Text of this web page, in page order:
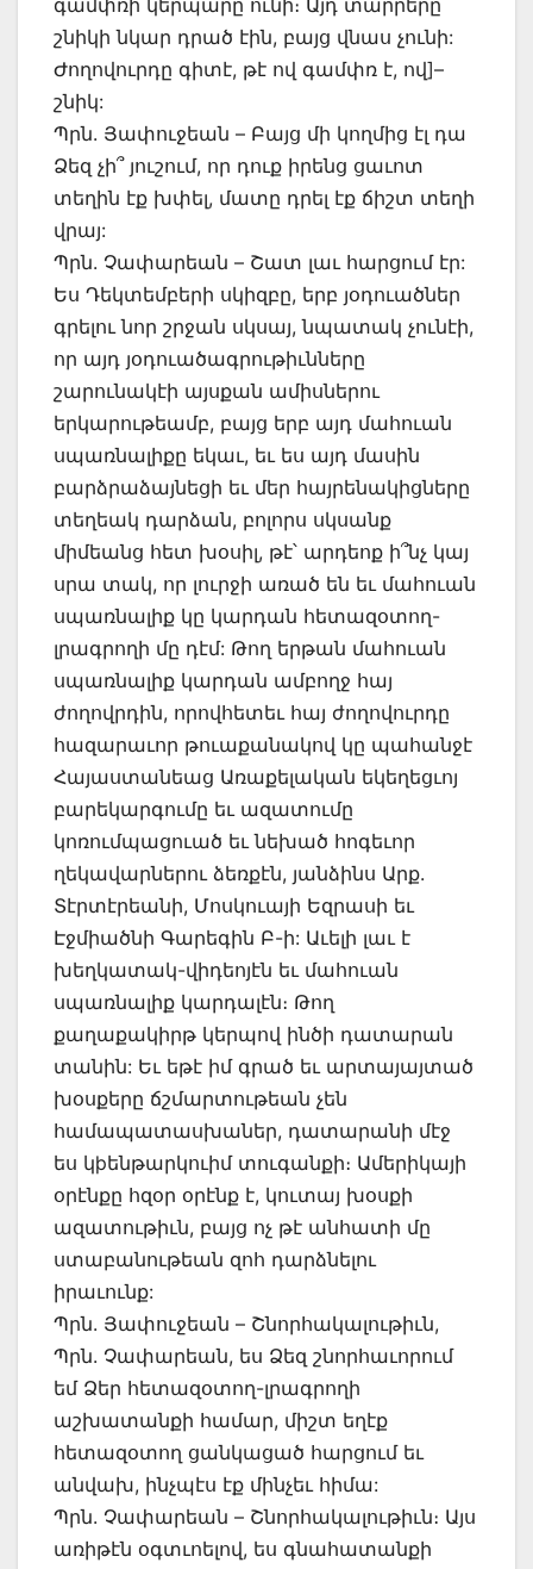
գամփռի կերպարը ունի։ Այդ տարրերը
շնիկի նկար դրած էին, բայց վնաս չունի:
Ժողովուրդը գիտէ, թէ ով գամփռ է, ով]–
շնիկ:
Պրն. Յափուջեան – Բայց մի կողմից էլ դա
Ձեզ չի՞ յուշում, որ դուք իրենց ցաւոտ
տեղին էք խփել, մատը դրել էք ճիշտ տեղի
վրայ:
Պրն. Չափարեան – Շատ լաւ հարցում էր:
Ես Դեկտեմբերի սկիզբը, երբ յօդուածներ
գրելու նոր շրջան սկսայ, նպատակ չունէի,
որ այդ յօդուածագրութիւնները
շարունակէի այսքան ամիսներու
երկարութեամբ, բայց երբ այդ մահուան
սպառնալիքը եկաւ, եւ ես այդ մասին
բարձրաձայնեցի եւ մեր հայրենակիցները
տեղեակ դարձան, բոլորս սկսանք
միմեանց հետ խօսիլ, թէ՝ արդեոք ի՞նչ կայ
սրա տակ, որ լուրջի առած են եւ մահուան
սպառնալիք կը կարդան հետազօտող-
լրագրողի մը դէմ: Թող երթան մահուան
սպառնալիք կարդան ամբողջ հայ
ժողովրդին, որովհետեւ հայ ժողովուրդը
հազարաւոր թուաքանակով կը պահանջէ
Հայաստանեաց Առաքելական եկեղեցւոյ
բարեկարգումը եւ ազատումը
կոռումպացուած եւ նեխած հոգեւոր
ղեկավարներու ձեռքէն, յանձինս Արք.
Տէրտէրեանի, Մոսկուայի Եզրասի եւ
Էջմիածնի Գարեգին Բ-ի: Աւելի լաւ է
խեղկատակ-վիդեոյէն եւ մահուան
սպառնալիք կարդալէն։ Թող
քաղաքակիրթ կերպով ինծի դատարան
տանին: Եւ եթէ իմ գրած եւ արտայայտած
խօսքերը ճշմարտութեան չեն
համապատասխաներ, դատարանի մէջ
ես կþենթարկուիմ տուգանքի։ Ամերիկայի
օրէնքը հզօր օրէնք է, կուտայ խօսքի
ազատութիւն, բայց ոչ թէ անհատի մը
ստաբանութեան զոհ դարձնելու
իրաւունք:
Պրն. Յափուջեան – Շնորհակալութիւն,
Պրն. Չափարեան, ես Ձեզ շնորհաւորում
եմ Ձեր հետազօտող-լրագրողի
աշխատանքի համար, միշտ եղէք
հետազօտող ցանկացած հարցում եւ
անվախ, ինչպէս էք մինչեւ հիմա:
Պրն. Չափարեան – Շնորհակալութիւն։ Այս
առիթէն օգտւոելով, ես գնահատանքի